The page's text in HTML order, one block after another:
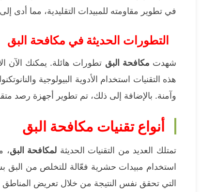
في تطوير مقاومته للمبيدات التقليدية، مما أدى
التطورات الحديثة في مكافحة البق
شهدت مكافحة البق تطورات هائلة. يمكنك الآن
هذه التقنيات استخدام الأدوية البيولوجية
وآمنة. بالإضافة إلى ذلك، تم تطوير أجهزة رصد
أنواع تقنيات مكافحة البق
تمتلك العديد من التقنيات الحديثة لمكافحة البق،
استخدام مبيدات حشرية فعّالة للتخلص من البق
التي تحقق نفس النتيجة من خلال تعريض المناطق المصابة